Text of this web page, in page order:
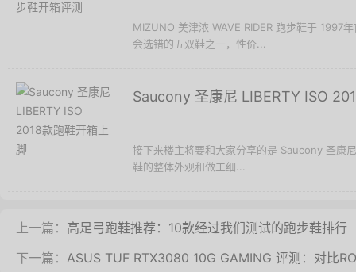
MIZUNO 美津浓 WAVE RIDER 跑步鞋于 1997
会选错的五双鞋之一，性价...
Saucony 圣康尼 LIBERTY ISO
接下来楼主将要和大家分享的是 Saucony 圣康
鞋的整体外观和做工细...
上一篇： 高足弓跑鞋推荐：10款经过我们测试的跑步鞋排行
下一篇： ASUS TUF RTX3080 10G GAMING 评测：对比